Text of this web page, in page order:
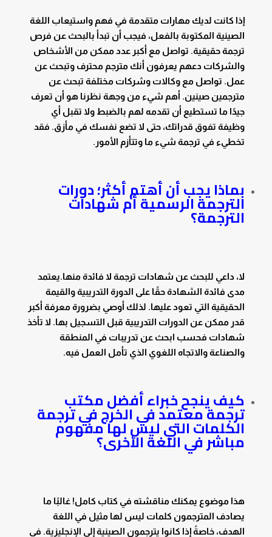
إذا كانت لديك مهارات متقدمة في فهم واستيعاب اللغة
الصينية المكتوبة بالفعل، فيجب أن تبدأ بالبحث عن فرص
ترجمة حقيقية. تواصل مع أكبر عدد ممكن من الأشخاص
والشركات دعهم يعرفون أنك مترجم محترف وتبحث عن
عمل. تواصل مع وكالات وشركات مختلفة تبحث عن
مترجمين صينين. أهم شيء من وجهة نظرنا هو أن تعرف
جيدًا ما تستطيع أن تقدمه لهم بالضبط ولا تقبل أي
وظيفة تفوق قدراتك، حتى لا تضع نفسك في مأزق. فقد
تخطيء في ترجمة شيء ما وتتأزم الأمور.
بماذا يجب أن أهتم أكثر؛ دورات
الترجمة الرسمية أم شهادات
الترجمة؟
لا، داعي للبحث عن شهادات ترجمة لا فائدة منها.يعتمد
مدى فائدة الشهادة حقًا على الدورة التدريبية والقيمة
الحقيقية التي تعود عليها. لذلك أوصي بضرورة معرفة أكبر
قدر ممكن عن الدورات التدريبية قبل التسجيل بها. لا تأخذ
شهادات فحسب ابحث عن تدريبات في المنطقة
والصناعة والاتجاه اللغوي الذي تأمل العمل فيه.
كيف ينجح خبراء أفضل مكتب
ترجمة معتمد في الخرج في ترجمة
الكلمات التي ليس لها مفهوم
مباشر في اللغة الأخرى؟
هذا موضوع يمكنك مناقشته في كتاب كامل! غالبًا ما
يصادف المترجمون كلمات ليس لها مثيل في اللغة
الهدف، خاصةً إذا كانوا يترجمون الصينية إلى الإنجليزية. في